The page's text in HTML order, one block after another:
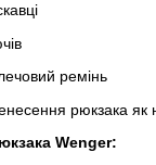
ремінь
рюкзака як
Wenger: